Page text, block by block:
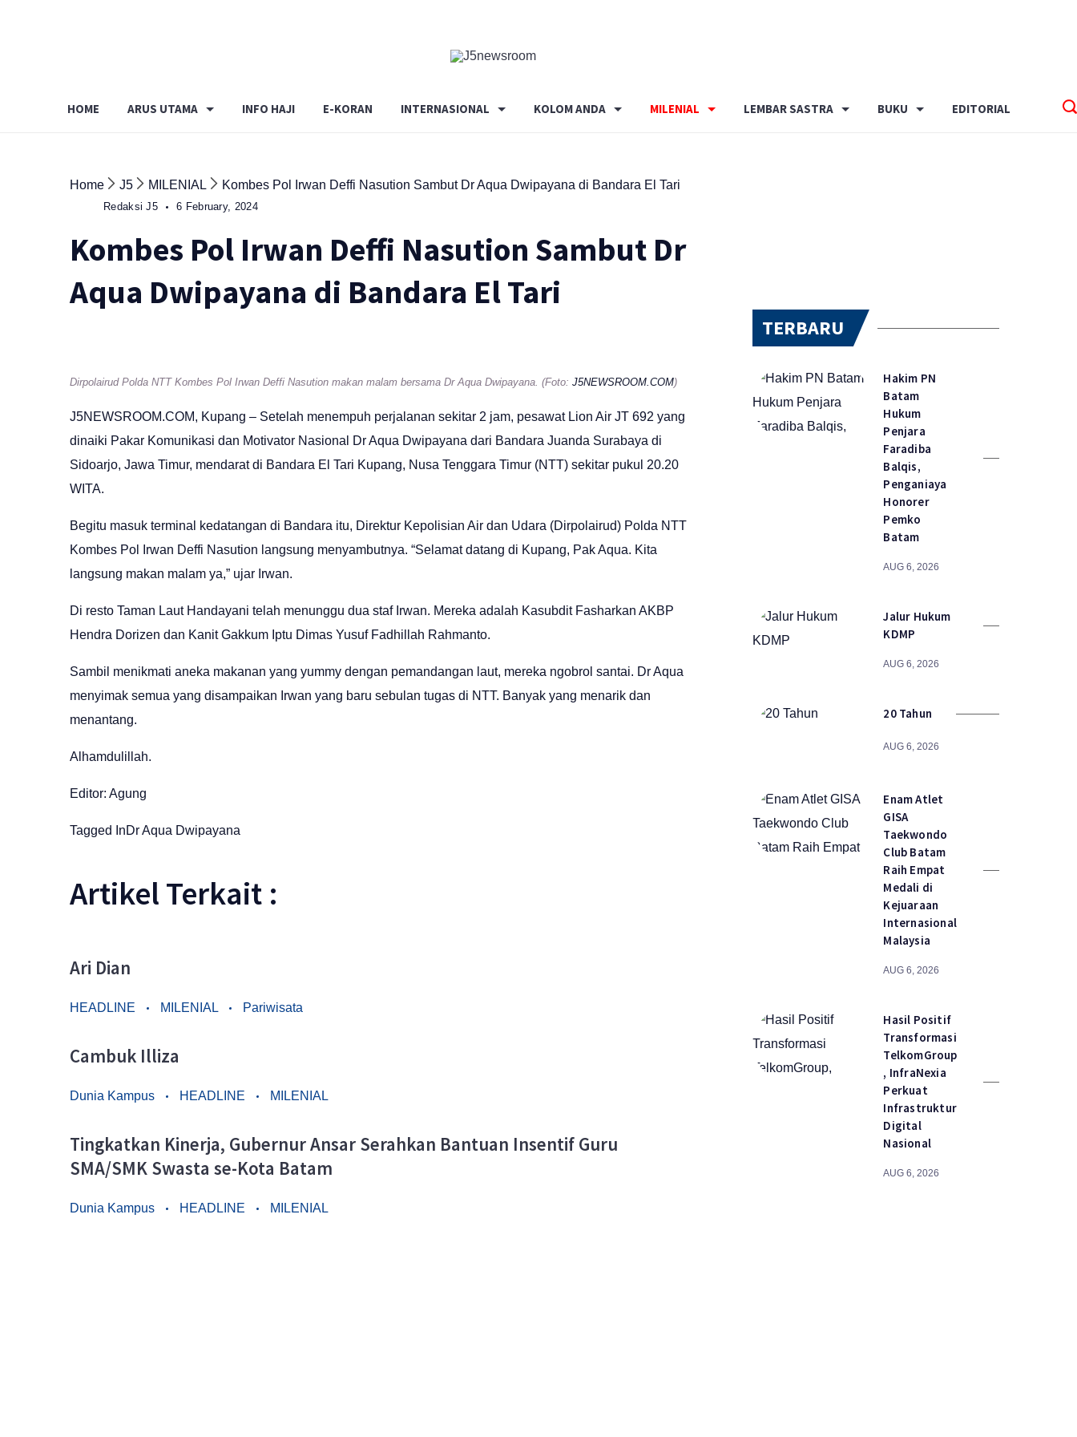
Pers
✔️
HOME ARUS UTAMA INFO HAJI E-KORAN INTERNASIONAL KOLOM ANDA MILENIAL LEMBAR SASTRA BUKU EDITORIAL
Home J5 MILENIAL Kombes Pol Irwan Deffi Nasution Sambut Dr Aqua Dwipayana di Bandara El Tari
Redaksi J5 6 February, 2024
Kombes Pol Irwan Deffi Nasution Sambut Dr
Aqua Dwipayana di Bandara El Tari
Dirpolairud Polda NTT Kombes Pol Irwan Deffi Nasution makan malam bersama Dr Aqua Dwipayana. (Foto: J5NEWSROOM.COM)
J5NEWSROOM.COM, Kupang – Setelah menempuh perjalanan sekitar 2 jam, pesawat Lion Air JT 692 yang
dinaiki Pakar Komunikasi dan Motivator Nasional Dr Aqua Dwipayana dari Bandara Juanda Surabaya di
Sidoarjo, Jawa Timur, mendarat di Bandara El Tari Kupang, Nusa Tenggara Timur (NTT) sekitar pukul 20.20
WITA.
Begitu masuk terminal kedatangan di Bandara itu, Direktur Kepolisian Air dan Udara (Dirpolairud) Polda NTT
Kombes Pol Irwan Deffi Nasution langsung menyambutnya. “Selamat datang di Kupang, Pak Aqua. Kita
langsung makan malam ya,” ujar Irwan.
Di resto Taman Laut Handayani telah menunggu dua staf Irwan. Mereka adalah Kasubdit Fasharkan AKBP
Hendra Dorizen dan Kanit Gakkum Iptu Dimas Yusuf Fadhillah Rahmanto.
Sambil menikmati aneka makanan yang yummy dengan pemandangan laut, mereka ngobrol santai. Dr Aqua
menyimak semua yang disampaikan Irwan yang baru sebulan tugas di NTT. Banyak yang menarik dan
menantang.
Alhamdulillah.
Editor: Agung
Tagged InDr Aqua Dwipayana
Artikel Terkait :
Ari Dian
HEADLINE MILENIAL Pariwisata
Cambuk Illiza
Dunia Kampus HEADLINE MILENIAL
Tingkatkan Kinerja, Gubernur Ansar Serahkan Bantuan Insentif Guru
SMA/SMK Swasta se-Kota Batam
Dunia Kampus HEADLINE MILENIAL
TERBARU
Hakim PN
Batam
Hukum
Penjara
Faradiba
Balqis,
Penganiaya
Honorer
Pemko
Batam
AUG 6, 2026
Jalur Hukum
KDMP
AUG 6, 2026
20 Tahun
AUG 6, 2026
Enam Atlet
GISA
Taekwondo
Club Batam
Raih Empat
Medali di
Kejuaraan
Internasional
Malaysia
AUG 6, 2026
Hasil Positif
Transformasi
TelkomGroup
, InfraNexia
Perkuat
Infrastruktur
Digital
Nasional
AUG 6, 2026